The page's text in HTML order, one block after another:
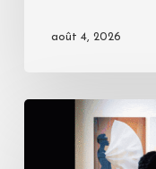
août 4, 2026